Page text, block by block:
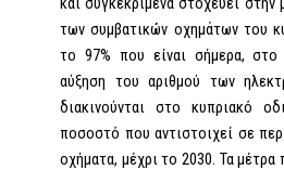
των συμβατικών οχημάτων του
το 97% που είναι σήμερα, στο
αύξηση του αριθμού των
διακινούνται στο κυπριακό
ποσοστό που αντιστοιχεί σε
οχήματα, μέχρι το 2030. Τα